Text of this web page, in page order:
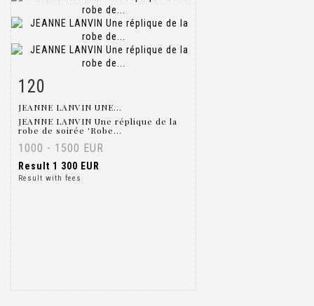
Item detail
120
JEANNE LANVIN UNE...
JEANNE LANVIN Une réplique de la
robe de soirée 'Robe...
1000 - 1500 EUR
Result 1 300 EUR
Result with fees